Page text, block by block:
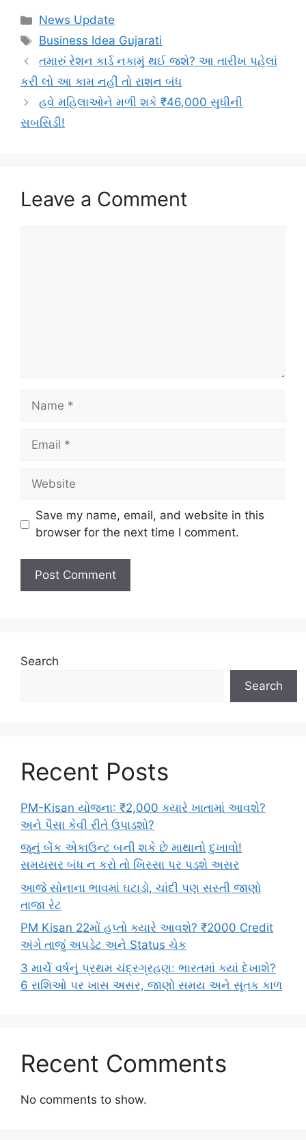
Categories
News Update
Tags
Business Idea Gujarati
તમારું રેશન કાર્ડ નકામું થઈ જશે? આ તારીખ પહેલાં
કરી લો આ કામ નહીં તો રાશન બંધ
હવે મહિલાઓને મળી શકે ₹46,000 સુધીની
સબસિડી!
Leave a Comment
Name
Email
Website
Save my name, email, and website in this
browser for the next time I comment.
Search
Search
Recent Posts
PM-Kisan યોજના: ₹2,000 ક્યારે ખાતામાં આવશે?
અને પૈસા કેવી રીતે ઉપાડશો?
જૂનું બેંક એકાઉન્ટ બની શકે છે માથાનો દુખાવો!
સમયસર બંધ ન કરો તો ખિસ્સા પર પડશે અસર
આજે સોનાના ભાવમાં ઘટાડો, ચાંદી પણ સસ્તી જાણો
તાજા રેટ
PM Kisan 22મોં હપ્તો ક્યારે આવશે? ₹2000 Credit
અંગે તાજું અપડેટ અને Status ચેક
3 માર્ચે વર્ષનું પ્રથમ ચંદ્રગ્રહણ: ભારતમાં ક્યાં દેખાશે?
6 રાશિઓ પર ખાસ અસર, જાણો સમય અને સૂતક કાળ
Recent Comments
No comments to show.